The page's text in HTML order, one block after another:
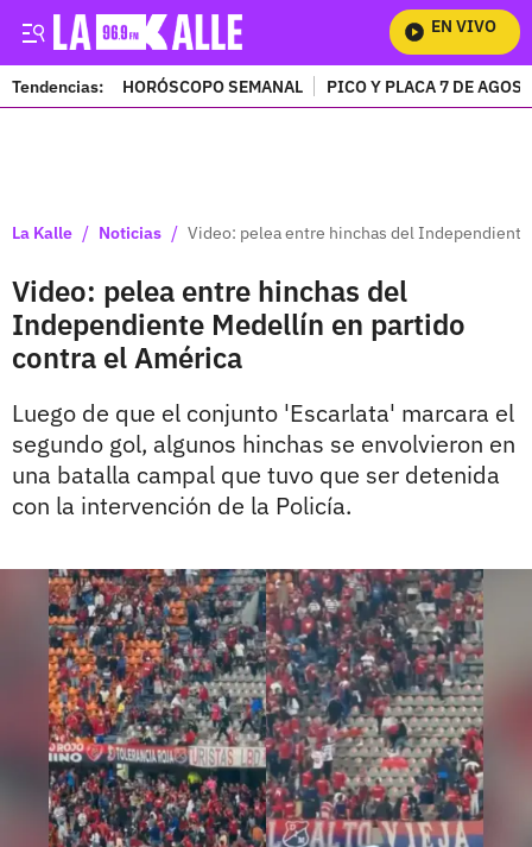
EN VIVO
Tendencias: HORÓSCOPO SEMANAL PICO Y PLACA 7 DE
La Kalle / Noticias / Video: pelea entre hinchas del
Video: pelea entre hinchas del
Independiente Medellín en partido
contra el América
Luego de que el conjunto 'Escarlata' marcara el
segundo gol, algunos hinchas se envolvieron en
una batalla campal que tuvo que ser detenida
con la intervención de la Policía.